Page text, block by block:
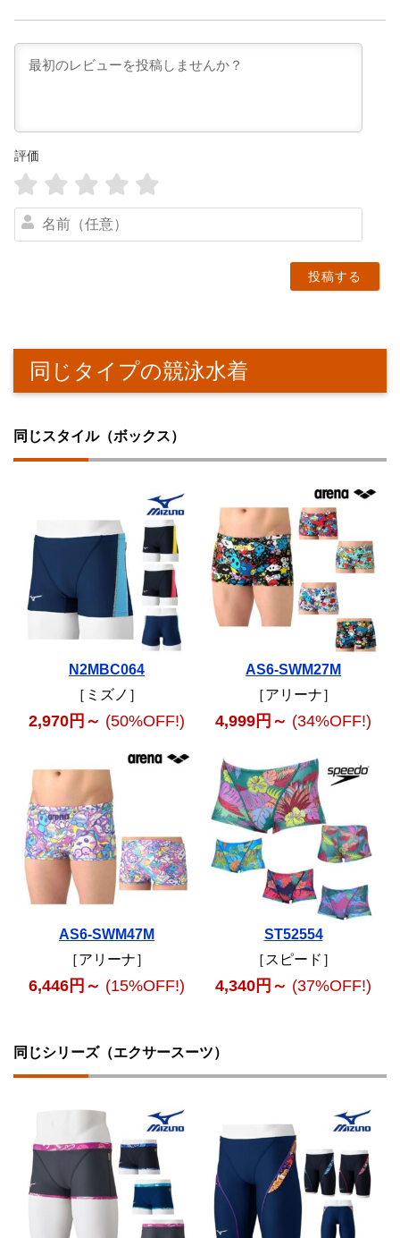
評価
意
同じタイプの競泳水着
同じスタイル（ボックス）
N2MBC064
［ミズノ］
2,970円～ (50%OFF!)
AS6-SWM27M
［アリーナ］
4,999円～ (34%OFF!)
AS6-SWM47M
［アリーナ］
6,446円～ (15%OFF!)
ST52554
［スピード］
4,340円～ (37%OFF!)
同じシリーズ（エクサースーツ）